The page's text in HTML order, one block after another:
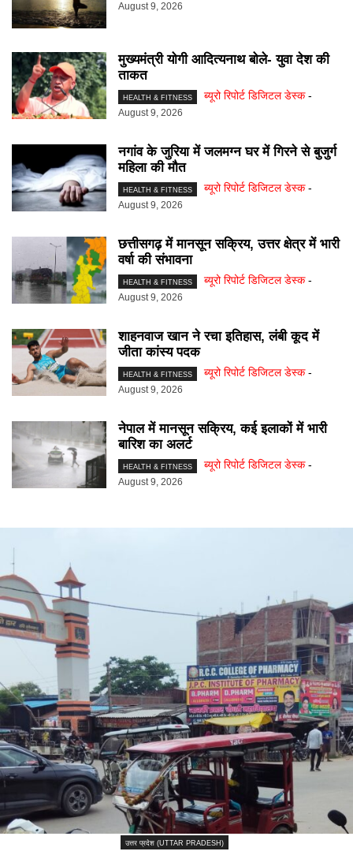
August 9, 2026
मुख्यमंत्री योगी आदित्यनाथ बोले- युवा देश की
ताकत
HEALTH & FITNESS ब्यूरो रिपोर्ट डिजिटल डेस्क -
August 9, 2026
नगांव के जुरिया में जलमग्न घर में गिरने से बुजुर्ग
महिला की मौत
HEALTH & FITNESS ब्यूरो रिपोर्ट डिजिटल डेस्क -
August 9, 2026
छत्तीसगढ़ में मानसून सक्रिय, उत्तर क्षेत्र में भारी
वर्षा की संभावना
HEALTH & FITNESS ब्यूरो रिपोर्ट डिजिटल डेस्क -
August 9, 2026
शाहनवाज खान ने रचा इतिहास, लंबी कूद में
जीता कांस्य पदक
HEALTH & FITNESS ब्यूरो रिपोर्ट डिजिटल डेस्क -
August 9, 2026
नेपाल में मानसून सक्रिय, कई इलाकों में भारी
बारिश का अलर्ट
HEALTH & FITNESS ब्यूरो रिपोर्ट डिजिटल डेस्क -
August 9, 2026
उत्तर प्रदेश (UTTAR PRADESH)